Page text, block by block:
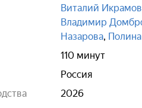
Виталий Икрамов
Владимир
Назарова,
110 минут
Россия
2026